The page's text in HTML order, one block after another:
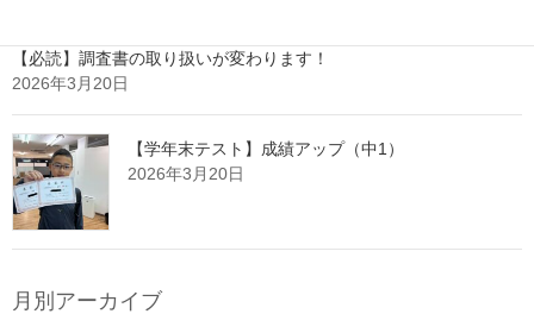
【必読】調査書の取り扱いが変わります！
2026年3月20日
【学年末テスト】成績アップ（中1）
2026年3月20日
月別アーカイブ